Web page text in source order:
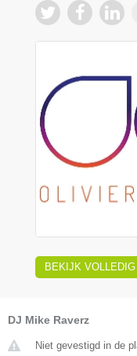
BEKIJK VOLLEDIG
DJ Mike Raverz
Niet gevestigd in de